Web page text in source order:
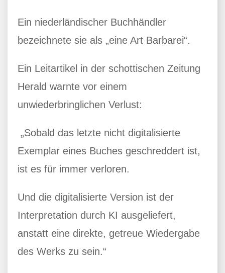
Ein niederländischer Buchhändler
bezeichnete sie als „eine Art Barbarei“.
Ein Leitartikel in der schottischen Zeitung
Herald warnte vor einem
unwiederbringlichen Verlust:
„Sobald das letzte nicht digitalisierte
Exemplar eines Buches geschreddert ist,
ist es für immer verloren.
Und die digitalisierte Version ist der
Interpretation durch KI ausgeliefert,
anstatt eine direkte, getreue Wiedergabe
des Werks zu sein.“